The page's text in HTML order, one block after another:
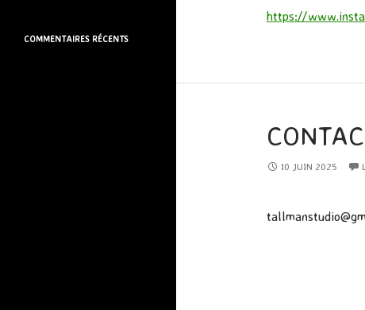
https://
10 JUIN 2025
COMMENTAIRES RÉCENTS